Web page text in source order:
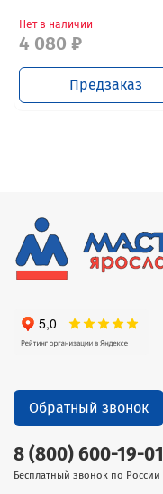
Нет в наличии
4 080 ₽
Предзаказ
8 (800) 600-19-01
Бесплатный звонок по России
Обратный звонок